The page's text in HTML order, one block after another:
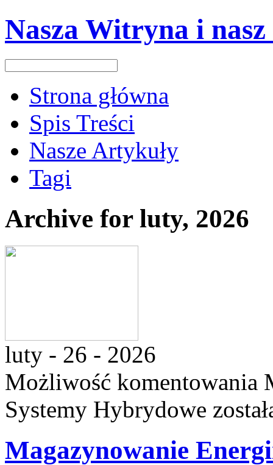
Nasza Witryna i
Strona główna
Spis Treści
Nasze Artykuły
Tagi
Archive for luty, 2026
luty - 26 - 2026
Możliwość komentowania
Systemy Hybrydowe
Magazynowanie